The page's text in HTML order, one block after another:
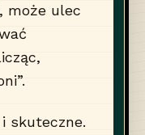
może ulec
skuteczne.